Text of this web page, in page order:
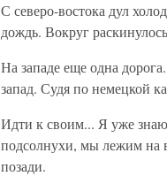
С северо-востока дул
дождь. Вокруг
На западе еще одна
запад. Судя по немецкой
Идти к своим... Я уже
подсолнухи, мы лежим на
позади.